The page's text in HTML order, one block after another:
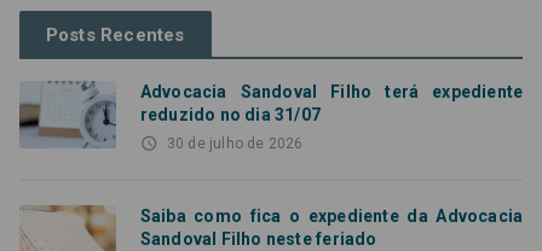
Posts Recentes
Advocacia Sandoval Filho terá expediente
reduzido no dia 31/07
access_time 30 de julho de 2026
Saiba como fica o expediente da Advocacia
Sandoval Filho neste feriado